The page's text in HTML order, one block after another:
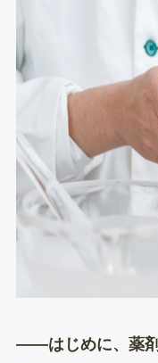
——はじめに、薬剤